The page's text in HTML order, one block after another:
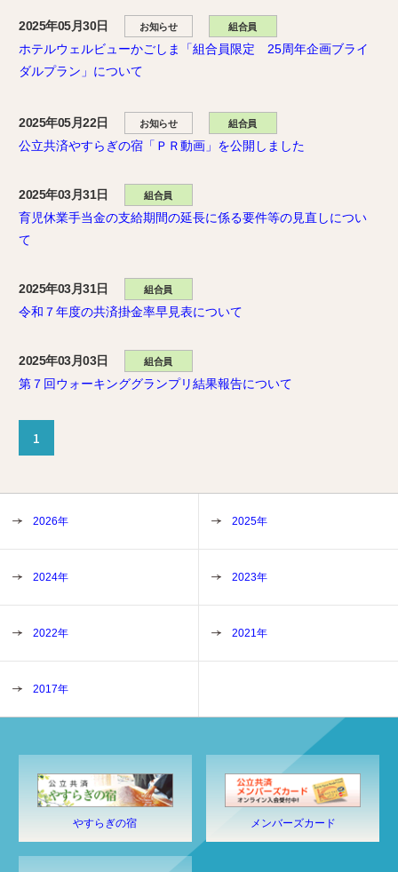
2025年05月30日 お知らせ 組合員
ホテルウェルビューかごしま「組合員限定 25周年企画ブライ
ダルプラン」について
2025年05月22日 お知らせ 組合員
公立共済やすらぎの宿「ＰＲ動画」を公開しました
2025年03月31日 組合員
育児休業手当金の支給期間の延長に係る要件等の見直しについ
て
2025年03月31日 組合員
令和７年度の共済掛金率早見表について
2025年03月03日 組合員
第７回ウォーキンググランプリ結果報告について
1
2026年 2025年
2024年 2023年
2022年 2021年
2017年
やすらぎの宿 メンバーズカード